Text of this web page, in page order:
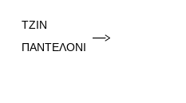
ΤΖΙΝ
ΠΑΝΤΕΛΌΝΙ